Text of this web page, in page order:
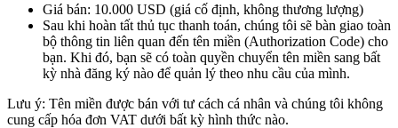
Giá bán: 10.000 USD (giá cố định, không thương lượng)
Sau khi hoàn tất thủ tục thanh toán, chúng tôi sẽ bàn giao toàn
bộ thông tin liên quan đến tên miền (Authorization Code) cho
bạn. Khi đó, bạn sẽ có toàn quyền chuyển tên miền sang bất
kỳ nhà đăng ký nào để quản lý theo nhu cầu của mình.
Lưu ý: Tên miền được bán với tư cách cá nhân và chúng tôi không
cung cấp hóa đơn VAT dưới bất kỳ hình thức nào.